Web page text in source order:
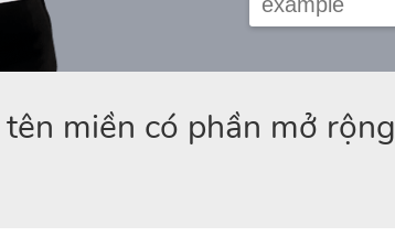
miền có phần mở rộng